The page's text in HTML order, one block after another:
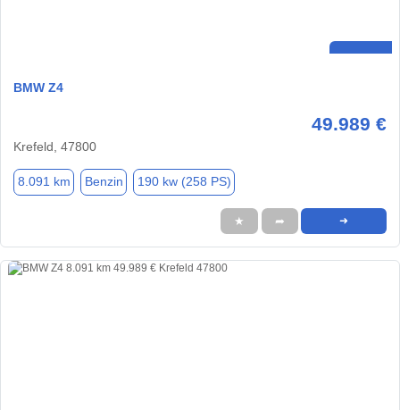
BMW Z4
49.989 €
Krefeld, 47800
8.091 km Benzin 190 kw (258 PS)
★ ➦ ➜